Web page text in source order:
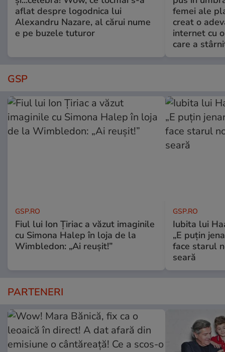
aflat despre logodnica lui
Alexandru Nazare, al cărui nume
e pe buzele tuturor
femei ale
creat o
internet cu
care a
GSP
GSP.RO
Fiul lui Ion Țiriac a văzut imaginile
cu Simona Halep în loja de la
Wimbledon: „Ai reușit!”
GSP.RO
Iubita lui
„E puțin
face starul
seară
PARTENERI